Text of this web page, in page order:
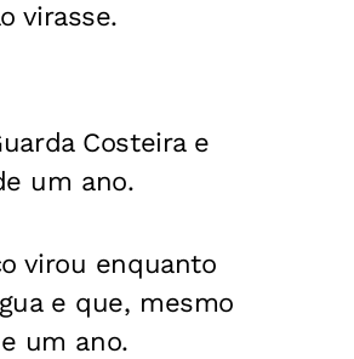
virasse.
Costeira e
um ano.
virou enquanto
e que, mesmo
um ano.